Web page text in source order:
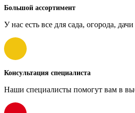
Большой ассортимент
У нас есть все для сада, огорода,
Консультация специалиста
Наши специалисты помогут вам в